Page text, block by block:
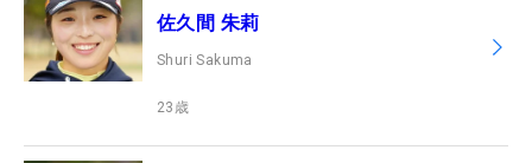
佐久間 朱莉
Shuri Sakuma
23 歳